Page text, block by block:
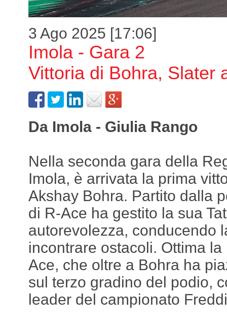
3 Ago 2025 [17:06]
Imola - Gara 2
Vittoria di Bohra, Slater
Da Imola - Giulia Rango
Nella seconda gara della
Imola, è arrivata la prima
Akshay Bohra. Partito dalla
di R-Ace ha gestito la sua
autorevolezza, conducendo
incontrare ostacoli. Ottima
Ace, che oltre a Bohra ha
sul terzo gradino del podio,
leader del campionato